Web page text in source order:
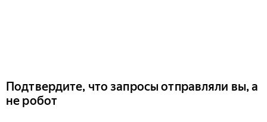
Подтвердите, что запросы отправляли вы, а
не робот